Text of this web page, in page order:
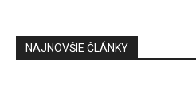
NAJNOVŠIE ČLÁNKY